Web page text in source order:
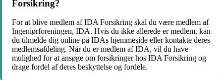
Forsikring?
For at blive medlem af IDA Forsikring skal du være medlem af
Ingeniørforeningen, IDA. Hvis du ikke allerede er medlem, kan
du tilmelde dig online på IDAs hjemmeside eller kontakte deres
medlemsafdeling. Når du er medlem af IDA, vil du have
mulighed for at ansøge om forsikringer hos IDA Forsikring og
drage fordel af deres beskyttelse og fordele.